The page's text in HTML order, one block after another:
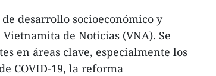
desarrollo socioeconómico y
de Noticias (VNA). Se
en áreas clave, especialmente los
COVID-19, la reforma